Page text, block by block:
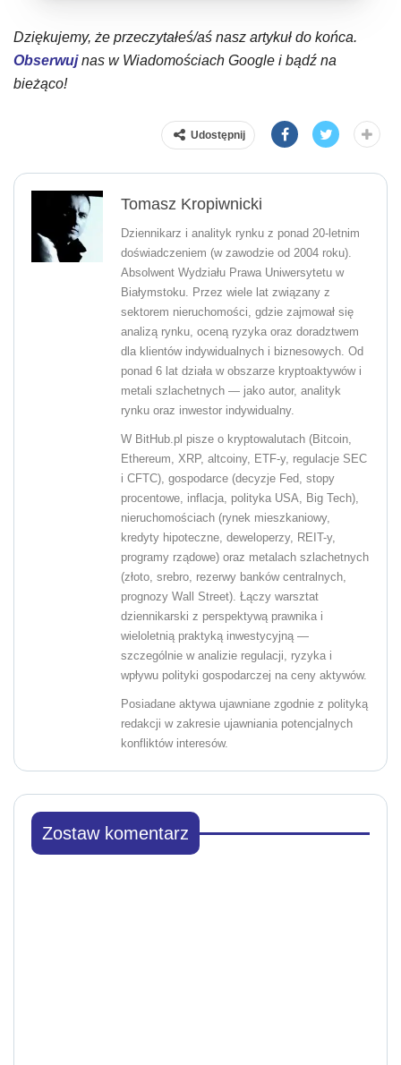
Dziękujemy, że przeczytałeś/aś nasz artykuł do końca.
Obserwujnas w Wiadomościach Google i bądź na
bieżąco!
Udostępnij
Tomasz Kropiwnicki
Dziennikarz i analityk rynku z ponad 20-letnim
doświadczeniem (w zawodzie od 2004 roku).
Absolwent Wydziału Prawa Uniwersytetu w
Białymstoku. Przez wiele lat związany z
sektorem nieruchomości, gdzie zajmował się
analizą rynku, oceną ryzyka oraz doradztwem
dla klientów indywidualnych i biznesowych. Od
ponad 6 lat działa w obszarze kryptoaktywów i
metali szlachetnych — jako autor, analityk
rynku oraz inwestor indywidualny.
W BitHub.pl pisze o kryptowalutach (Bitcoin,
Ethereum, XRP, altcoiny, ETF-y, regulacje SEC
i CFTC), gospodarce (decyzje Fed, stopy
procentowe, inflacja, polityka USA, Big Tech),
nieruchomościach (rynek mieszkaniowy,
kredyty hipoteczne, deweloperzy, REIT-y,
programy rządowe) oraz metalach szlachetnych
(złoto, srebro, rezerwy banków centralnych,
prognozy Wall Street). Łączy warsztat
dziennikarski z perspektywą prawnika i
wieloletnią praktyką inwestycyjną —
szczególnie w analizie regulacji, ryzyka i
wpływu polityki gospodarczej na ceny aktywów.
Posiadane aktywa ujawniane zgodnie z polityką
redakcji w zakresie ujawniania potencjalnych
konfliktów interesów.
Zostaw komentarz